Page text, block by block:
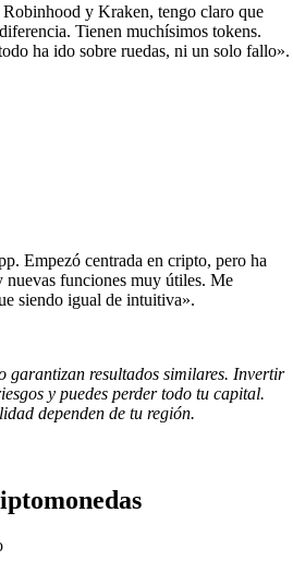
Robinhood y Kraken, tengo claro que
Tienen muchísimos tokens.
ha ido sobre ruedas, ni un solo fallo».
Empezó centrada en cripto, pero ha
nuevas funciones muy útiles. Me
siendo igual de intuitiva».
garantizan resultados similares. Invertir
y puedes perder todo tu capital.
dependen de tu región.